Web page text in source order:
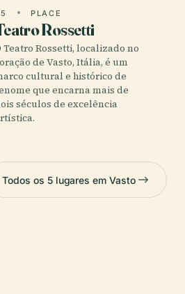
PLACE
Rossetti
Teatro Rossetti, localizado no
de Vasto, Itália, é um
cultural e histórico de
que encarna mais de
séculos de excelência
Todos os 5 lugares em Vasto